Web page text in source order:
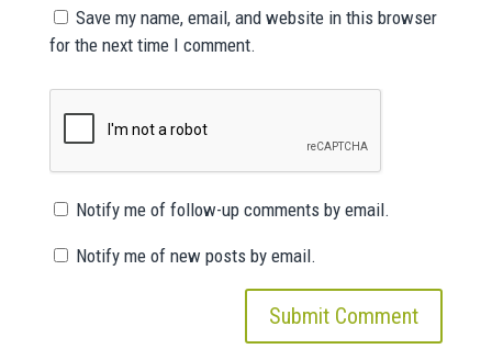
Save my name, email, and website in this browser
for the next time I comment.
Notify me of follow-up comments by email.
Notify me of new posts by email.